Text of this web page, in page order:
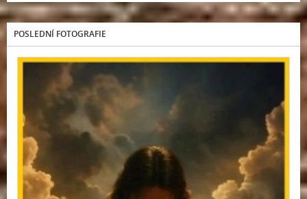
POSLEDNÍ FOTOGRAFIE